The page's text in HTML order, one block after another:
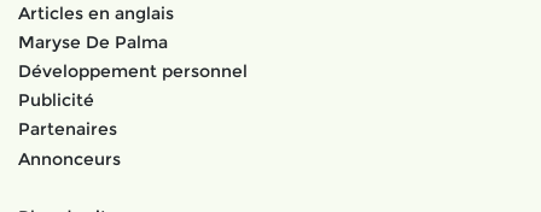
Articles en anglais
Maryse De Palma
Développement personnel
Publicité
Partenaires
Annonceurs